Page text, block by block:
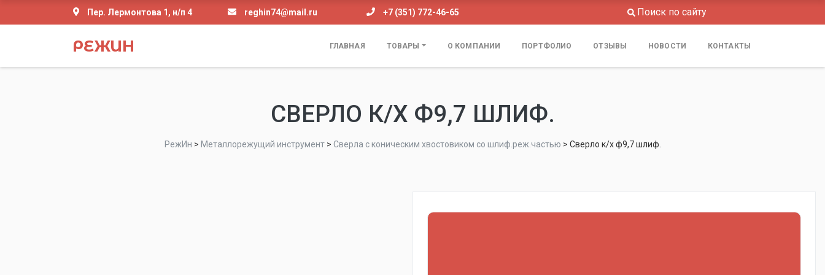
Пер. Лермонтова 1, н/п 4 reghin74@mail.ru +7 (351) 772-46-65 Поиск по сайту
РЕЖИН ГЛАВНАЯ ТОВАРЫ О КОМПАНИИ ПОРТФОЛИО ОТЗЫВЫ НОВОСТИ КОНТАКТЫ
СВЕРЛО К/Х Ф9,7 ШЛИФ.
РежИн > Металлорежущий инструмент> Сверла с коническим хвостовиком со шлиф.реж.частью > Сверло к/х ф9,7 шлиф.